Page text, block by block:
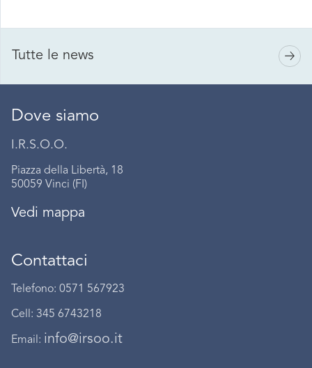
Tutte le news
Dove siamo
I.R.S.O.O.
Piazza della Libertà, 18
50059 Vinci (FI)
Vedi mappa
Contattaci
Telefono: 0571 567923
Cell: 345 6743218
Email: info@irsoo.it